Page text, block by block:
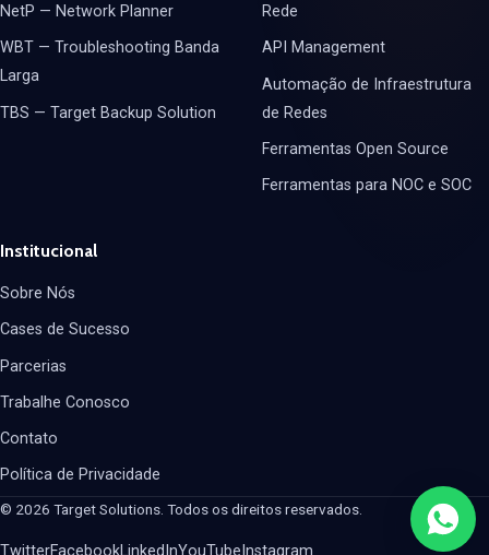
NetP — Network Planner
WBT — Troubleshooting Banda
Larga
TBS — Target Backup Solution
Rede
API Management
Automação de Infraestrutura
de Redes
Ferramentas Open Source
Ferramentas para NOC e SOC
Institucional
Sobre Nós
Cases de Sucesso
Parcerias
Trabalhe Conosco
Contato
Política de Privacidade
© 2026 Target Solutions. Todos os direitos reservados.